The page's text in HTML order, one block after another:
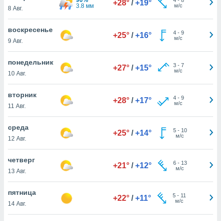
действия
рекламу
нашей
cookie
cookie
в
нашего
8 Авг.
3.8 мм
+28° / +19°
м/с
воскресенье
9 Авг.
+25° / +16° 4- 9
м/с
понедельник
10 Авг.
+27° / +15° 3- 7
м/с
вторник
11 Авг.
+28° / +17° 4- 9
м/с
среда
12 Авг.
+25° / +14° 5- 10
м/с
четверг
13 Авг.
+21° / +12° 6- 13
м/с
пятница
14 Авг.
+22° / +11° 5 - 11
м/с